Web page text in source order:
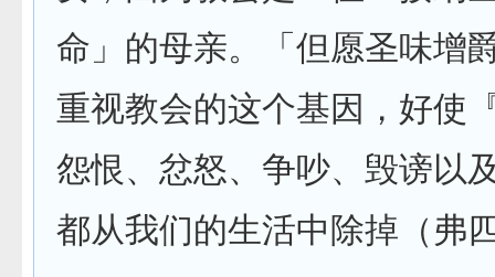
命」的母亲。「但愿圣味增
重视教会的这个基因，好使
怨恨、忿怒、争吵、毁谤以
都从我们的生活中除掉（弗